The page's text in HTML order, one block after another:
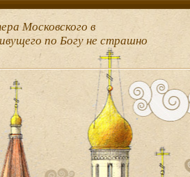
Московского в
по Богу не страшно